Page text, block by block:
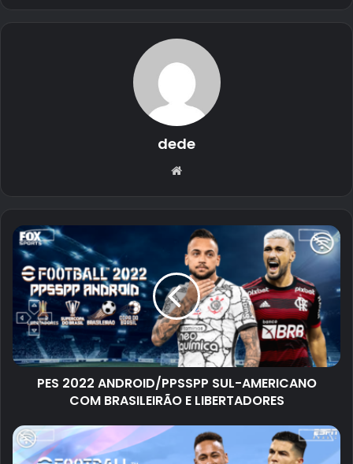
dede
Website
PES 2022 ANDROID/PPSSPP SUL-AMERICANO
COM BRASILEIRÃO E LIBERTADORES